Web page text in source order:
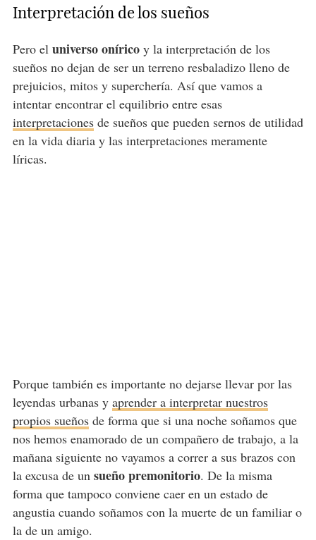
Interpretación de los sueños
Pero el universo oníricoy la interpretación de los
sueños no dejan de ser un terreno resbaladizo lleno de
prejuicios, mitos y superchería. Así que vamos a
intentar encontrar el equilibrio entre esas
interpretacionesde sueños que pueden sernos de utilidad
en la vida diaria y las interpretaciones meramente
líricas.
Porque también es importante no dejarse llevar por las
leyendas urbanas y aprender a interpretar nuestros
propios sueñosde forma que si una noche soñamos que
nos hemos enamorado de un compañero de trabajo, a la
mañana siguiente no vayamos a correr a sus brazos con
la excusa de un sueño premonitorio. De la misma
forma que tampoco conviene caer en un estado de
angustia cuando soñamos con la muerte de un familiar o
la de un amigo.